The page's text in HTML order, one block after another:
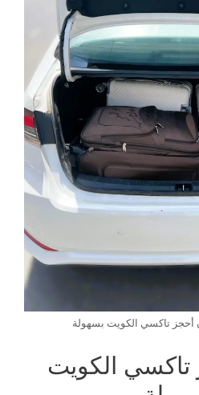
الكويت